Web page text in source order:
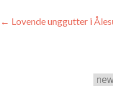
← Lovende unggutter i